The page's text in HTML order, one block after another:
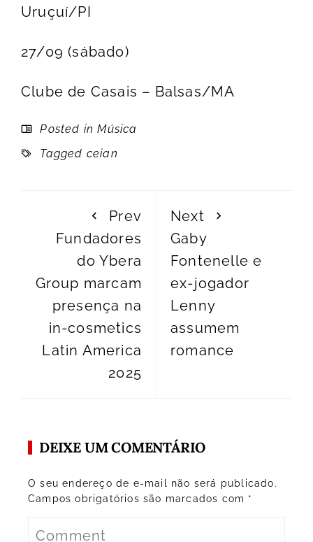
Uruçuí/PI
27/09 (sábado)
Clube de Casais – Balsas/MA
Posted inMúsica
Tagged ceian
Prev
Fundadores
do Ybera
Group marcam
presença na
in-cosmetics
Latin America
2025
Next
Gaby
Fontenelle e
ex-jogador
Lenny
assumem
romance
DEIXE UM COMENTÁRIO
O seu endereço de e-mail não será publicado.
Campos obrigatórios são marcados com *